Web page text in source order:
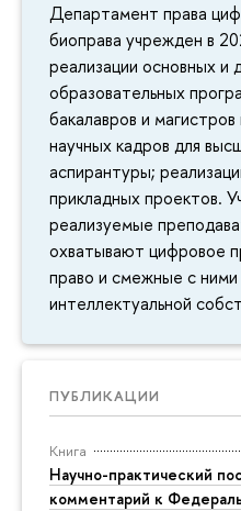
Департамент права
биоправа учрежден в
реализации основных и
образовательных
бакалавров и
научных кадров для
аспирантуры;
прикладных проектов.
реализуемые
охватывают цифровое
право и смежные с
интеллектуальной
ПУБЛИКАЦИИ
Книга
Научно-практический
комментарий к